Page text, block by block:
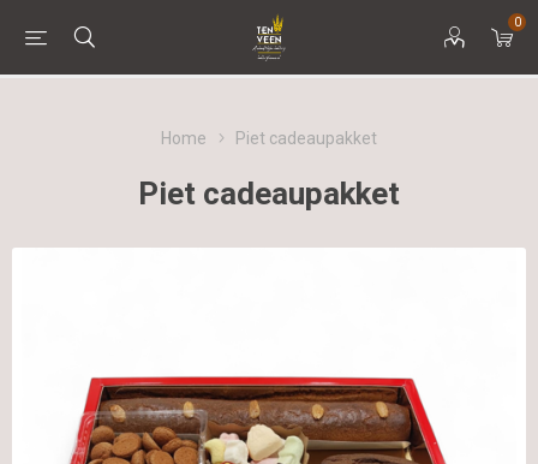
0
Home Piet cadeaupakket
Piet cadeaupakket